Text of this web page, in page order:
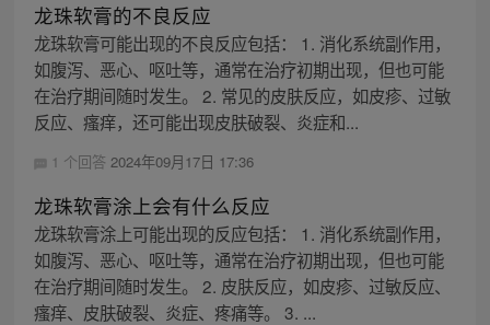
龙珠软膏的不良反应
龙珠软膏可能出现的不良反应包括： 1. 消化系统副作用，
如腹泻、恶心、呕吐等，通常在治疗初期出现，但也可能
在治疗期间随时发生。 2. 常见的皮肤反应，如皮疹、过敏
反应、瘙痒，还可能出现皮肤破裂、炎症和...
1 个回答 2024年09月17日 17:36
龙珠软膏涂上会有什么反应
龙珠软膏涂上可能出现的反应包括： 1. 消化系统副作用，
如腹泻、恶心、呕吐等，通常在治疗初期出现，但也可能
在治疗期间随时发生。 2. 皮肤反应，如皮疹、过敏反应、
瘙痒、皮肤破裂、炎症、疼痛等。 3. ...